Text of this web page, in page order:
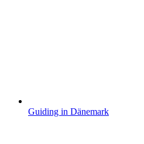
Guiding in Dänemark